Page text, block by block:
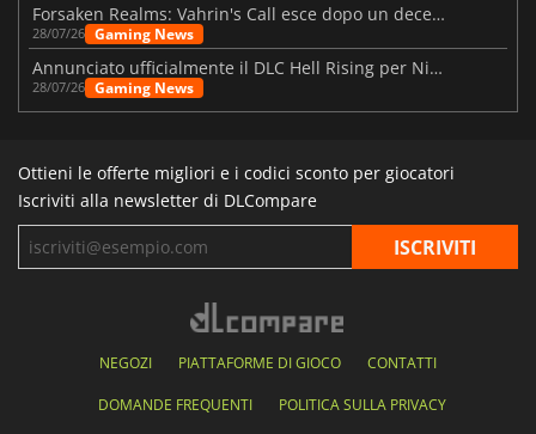
Forsaken Realms: Vahrin's Call esce dopo un decennio di sviluppo
28/07/26 Gaming News
Annunciato ufficialmente il DLC Hell Rising per Nioh 3
28/07/26 Gaming News
Ottieni le offerte migliori e i codici sconto per giocatori
Iscriviti alla newsletter di DLCompare
NEGOZI PIATTAFORME DI GIOCO CONTATTI
DOMANDE FREQUENTI POLITICA SULLA PRIVACY